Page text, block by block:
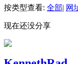
按类型查看: 全部| 网
现在还没分享